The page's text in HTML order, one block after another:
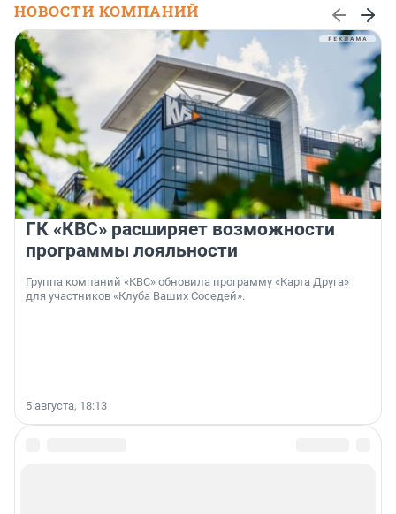
НОВОСТИ КОМПАНИЙ
ГК «КВС» расширяет возможности
программы лояльности
Группа компаний «КВС» обновила программу «Карта Друга»
для участников «Клуба Ваших Соседей».
5 августа, 18:13